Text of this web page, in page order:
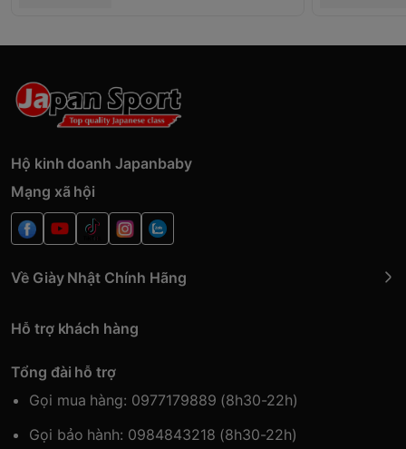
Hộ kinh doanh Japanbaby
Mạng xã hội
Về Giày Nhật Chính Hãng
Hỗ trợ khách hàng
Tổng đài hỗ trợ
Gọi mua hàng: 0977179889 (8h30-22h)
Gọi bảo hành: 0984843218 (8h30-22h)